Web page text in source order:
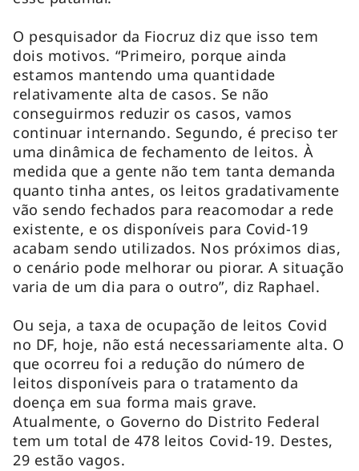
O pesquisador da Fiocruz diz que isso tem
dois motivos. “Primeiro, porque ainda
estamos mantendo uma quantidade
relativamente alta de casos. Se não
conseguirmos reduzir os casos, vamos
continuar internando. Segundo, é preciso ter
uma dinâmica de fechamento de leitos. À
medida que a gente não tem tanta demanda
quanto tinha antes, os leitos gradativamente
vão sendo fechados para reacomodar a rede
existente, e os disponíveis para Covid-19
acabam sendo utilizados. Nos próximos dias,
o cenário pode melhorar ou piorar. A situação
varia de um dia para o outro”, diz Raphael.
Ou seja, a taxa de ocupação de leitos Covid
no DF, hoje, não está necessariamente alta. O
que ocorreu foi a redução do número de
leitos disponíveis para o tratamento da
doença em sua forma mais grave.
Atualmente, o Governo do Distrito Federal
tem um total de 478 leitos Covid-19. Destes,
29 estão vagos.